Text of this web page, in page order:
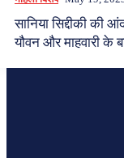
सानिया सिद्दीकी की
यौवन और माहवारी के